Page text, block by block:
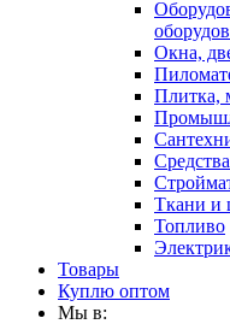
Окна,
Плитка,
Ткани и
Топливо
Товары
Куплю оптом
Мы в: